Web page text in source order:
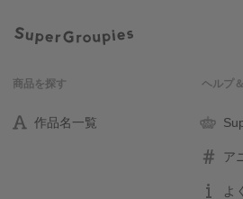
商品を探す
作品名一覧
ヘルプ
ア
よ